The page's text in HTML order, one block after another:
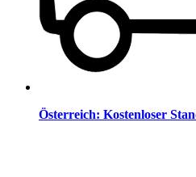
Österreich: Kostenloser